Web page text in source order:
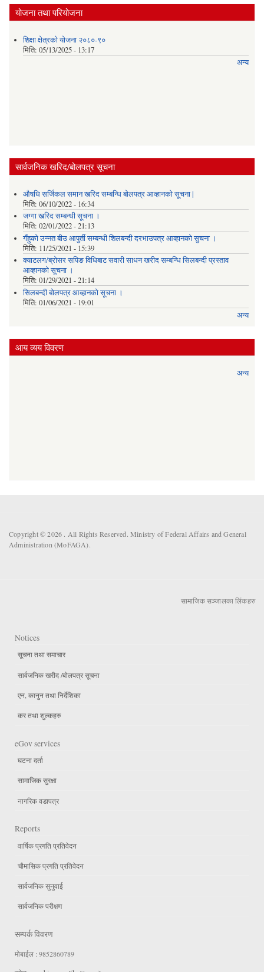
योजना तथा परियोजना
शिक्षा क्षेत्रको योजना २०८०-९०
मिति: 05/13/2025 - 13:17
अन्य
सार्वजनिक खरिद/बोलपत्र सूचना
औषधि सर्जिकल समान खरिद सम्बन्धि बोलपत्र आव्हानको सूचना |
मिति: 06/10/2022 - 16:34
जग्गा खरिद सम्बन्धी सूचना ।
मिति: 02/01/2022 - 21:13
गँहुकाे उन्नत बीउ आपुर्ती सम्बन्धी शिलबन्दी दरभाउपत्र आव्हानकाे सुचना ।
मिति: 11/25/2021 - 15:39
क्याटलग/ब्रोसर सपिङ विधिबाट सवारी साधन खरीद सम्बन्धि सिलबन्दी प्रस्ताव
आव्हानको सूचना ।
मिति: 01/29/2021 - 21:14
सिलबन्दी बोलपत्र आव्हानको सूचना ।
मिति: 01/06/2021 - 19:01
अन्य
आय व्यय विवरण
अन्य
Copyright © 2026 . All Rights Reserved. Ministry of Federal Affairs and General
Administration (MoFAGA).
सामाजिक सञ्जालका लिंकहरु
Notices
सूचना तथा समाचार
सार्वजनिक खरीद /बोलपत्र सूचना
एन, कानुन तथा निर्देशिका
कर तथा शुल्कहरु
eGov services
घटना दर्ता
सामाजिक सुरक्षा
नागरिक वडापत्र
Reports
वार्षिक प्रगति प्रतिवेदन
चौमासिक प्रगति प्रतिवेदन
सार्वजनिक सुनुवाई
सार्वजनिक परीक्षण
सम्पर्क विवरण
मोबाईल : 9852860789